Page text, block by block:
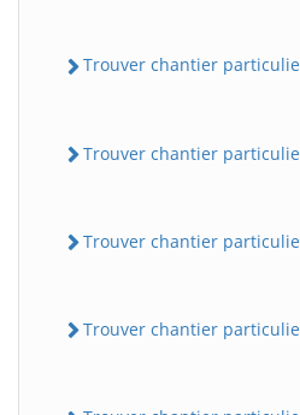
Trouver chantier
Trouver chantier
Trouver chantier particulier
Trouver chantier